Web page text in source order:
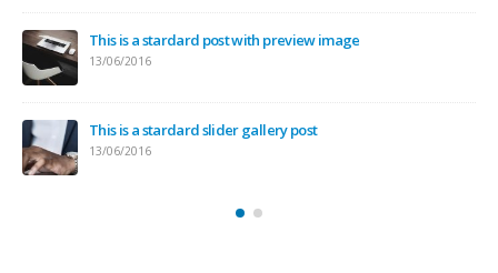
This is a stardard post with preview image
13/06/2016
This is a stardard slider gallery post
13/06/2016